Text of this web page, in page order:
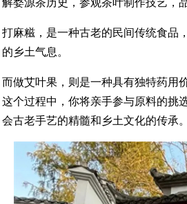
打麻糍，是一种古老的民间传统食品
的乡土气息。
而做艾叶果，则是一种具有独特药用
这个过程中，你将亲手参与原料的挑
会古老手艺的精髓和乡土文化的传承。